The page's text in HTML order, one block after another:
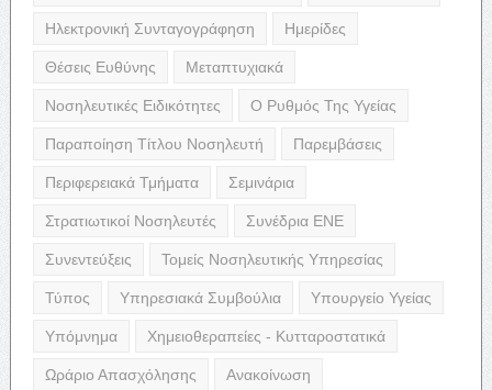
Ηλεκτρονική Συνταγογράφηση Ημερίδες
Θέσεις Ευθύνης Μεταπτυχιακά
Νοσηλευτικές Ειδικότητες Ο Ρυθμός Της Υγείας
Παραποίηση Τίτλου Νοσηλευτή Παρεμβάσεις
Περιφερειακά Τμήματα Σεμινάρια
Στρατιωτικοί Νοσηλευτές Συνέδρια ΕΝΕ
Συνεντεύξεις Τομείς Νοσηλευτικής Υπηρεσίας
Τύπος Υπηρεσιακά Συμβούλια Υπουργείο Υγείας
Υπόμνημα Χημειοθεραπείες - Κυτταροστατικά
Ωράριο Απασχόλησης Ανακοίνωση